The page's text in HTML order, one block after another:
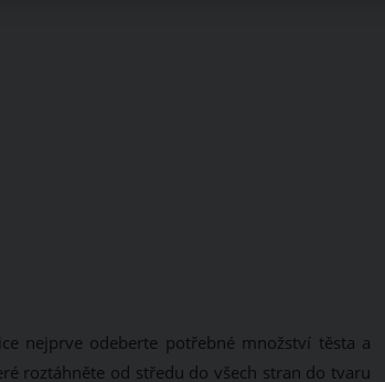
nejprve odeberte potřebné množství těsta a
roztáhněte od středu do všech stran do tvaru